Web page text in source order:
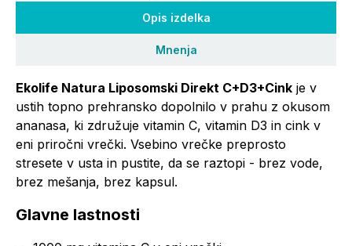
Opis izdelka
Mnenja
Ekolife Natura Liposomski Direkt C+D3+Cink je v
ustih topno prehransko dopolnilo v prahu z okusom
ananasa, ki združuje vitamin C, vitamin D3 in cink v
eni priročni vrečki. Vsebino vrečke preprosto
stresete v usta in pustite, da se raztopi - brez vode,
brez mešanja, brez kapsul.
Glavne lastnosti